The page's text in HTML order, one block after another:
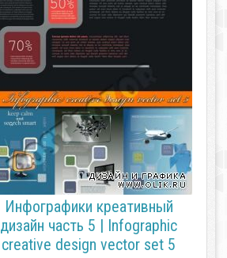
Инфографики креативный
дизайн часть 5 | Infographic
creative design vector set 5